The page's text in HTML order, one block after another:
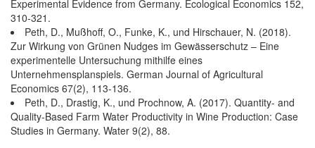
Experimental Evidence from Germany. Ecological Economics 152,
310-321.
Peth, D., Mußhoff, O., Funke, K., und Hirschauer, N. (2018).
Zur Wirkung von Grünen Nudges im Gewässerschutz – Eine
experimentelle Untersuchung mithilfe eines
Unternehmensplanspiels. German Journal of Agricultural
Economics 67(2), 113-136.
Peth, D., Drastig, K., und Prochnow, A. (2017). Quantity- and
Quality-Based Farm Water Productivity in Wine Production: Case
Studies in Germany. Water 9(2), 88.